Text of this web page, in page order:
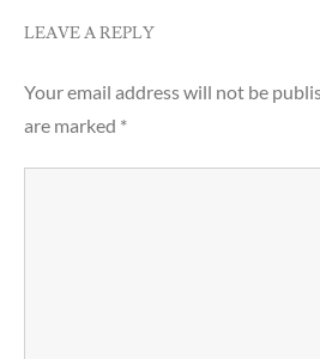
LEAVE A REPLY
Your email address will not be
are marked *